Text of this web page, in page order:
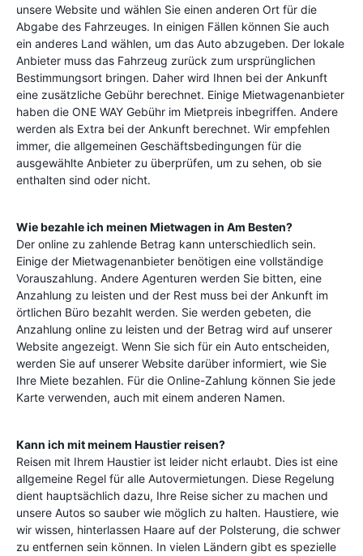
unsere Website und wählen Sie einen anderen Ort für die
Abgabe des Fahrzeuges. In einigen Fällen können Sie auch
ein anderes Land wählen, um das Auto abzugeben. Der lokale
Anbieter muss das Fahrzeug zurück zum ursprünglichen
Bestimmungsort bringen. Daher wird Ihnen bei der Ankunft
eine zusätzliche Gebühr berechnet. Einige Mietwagenanbieter
haben die ONE WAY Gebühr im Mietpreis inbegriffen. Andere
werden als Extra bei der Ankunft berechnet. Wir empfehlen
immer, die allgemeinen Geschäftsbedingungen für die
ausgewählte Anbieter zu überprüfen, um zu sehen, ob sie
enthalten sind oder nicht.
Wie bezahle ich meinen Mietwagen in Am Besten?
Der online zu zahlende Betrag kann unterschiedlich sein.
Einige der Mietwagenanbieter benötigen eine vollständige
Vorauszahlung. Andere Agenturen werden Sie bitten, eine
Anzahlung zu leisten und der Rest muss bei der Ankunft im
örtlichen Büro bezahlt werden. Sie werden gebeten, die
Anzahlung online zu leisten und der Betrag wird auf unserer
Website angezeigt. Wenn Sie sich für ein Auto entscheiden,
werden Sie auf unserer Website darüber informiert, wie Sie
Ihre Miete bezahlen. Für die Online-Zahlung können Sie jede
Karte verwenden, auch mit einem anderen Namen.
Kann ich mit meinem Haustier reisen?
Reisen mit Ihrem Haustier ist leider nicht erlaubt. Dies ist eine
allgemeine Regel für alle Autovermietungen. Diese Regelung
dient hauptsächlich dazu, Ihre Reise sicher zu machen und
unsere Autos so sauber wie möglich zu halten. Haustiere, wie
wir wissen, hinterlassen Haare auf der Polsterung, die schwer
zu entfernen sein können. In vielen Ländern gibt es spezielle